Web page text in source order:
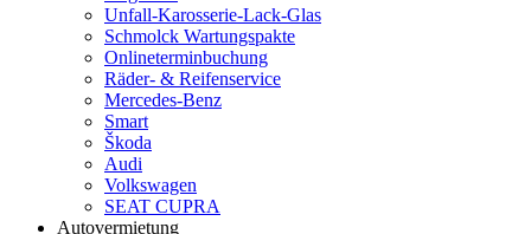
Unfall-Karosserie-Lack-Glas
Schmolck Wartungspakte
Onlineterminbuchung
Räder- & Reifenservice
Mercedes-Benz
Smart
Škoda
Audi
Volkswagen
SEAT CUPRA
Autovermietung